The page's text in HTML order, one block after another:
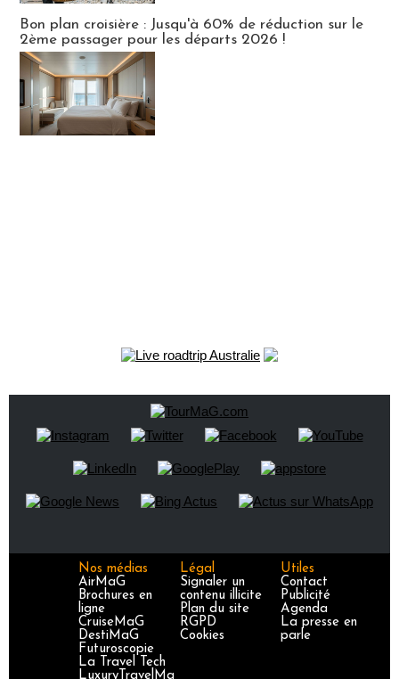
Bon plan croisière : Jusqu'à 60% de réduction sur le
2ème passager pour les départs 2026 !
Nos médias
AirMaG
Brochures en
ligne
CruiseMaG
DestiMaG
Futuroscopie
La Travel Tech
LuxuryTravelMa
Légal
Signaler un
contenu illicite
Plan du site
RGPD
Cookies
Utiles
Contact
Publicité
Agenda
La presse en
parle